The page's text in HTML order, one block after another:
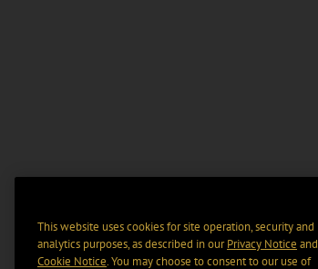
This website uses cookies for site operation, security and
analytics purposes, as described in ourPrivacy Notice and
Cookie Notice. You may choose to consent to our use of